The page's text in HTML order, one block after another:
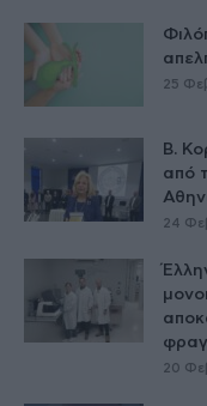
25
Β.
από
24
20